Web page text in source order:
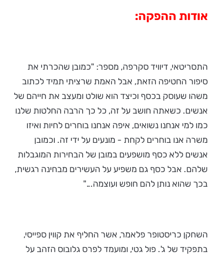
אודות ההפקה:
התסריטאי, דיוויד סקרפה, מספר: "כמובן שהכרתי את
סיפור החטיפה הזאת, אבל האמת שרציתי תמיד לכתוב
משהו שעוסק בכסף וכיצד הוא שולט ומעצב את חייהם של
אנשים. כשאתה חושב על זה, כל כך הרבה החלטות שלנו
כמו למי אנחנו נשואים, איפה אנחנו בוחרים לחיות ואיזו
משרה אנו בוחרים לקחת - מונעים על ידי זה. וכמובן
אנשים ללא כסף מושפעים במובן של הבחירות המוגבלות
שלהם. אבל כסף גם משפיע על העשירים מבחינה רגשית,
בכך שהוא נותן להם חופש ועוצמה..."
השחקן כריסטופר פלאמר, אשר החליף את קווין ספייסי,
בתפקיד של ג'. פול גטי, ומועמד לפרס גלובוס הזהב על